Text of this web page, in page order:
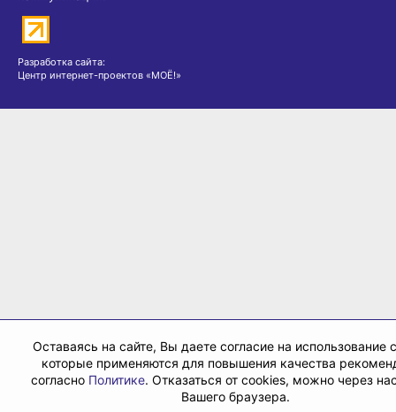
Разработка сайта:
Центр интернет-проектов «МОЁ!»
Оставаясь на сайте, Вы даете согласие на использование
которые применяются для повышения качества
согласно Политике. Отказаться от cookies, можно через
Вашего браузера.